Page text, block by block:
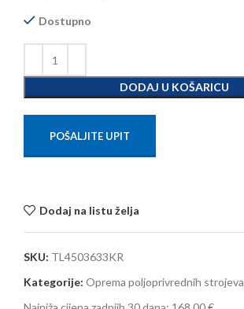
Dostupno
DODAJ U KOŠARICU
POŠALJITE UPIT
Dodaj na listu želja
SKU: TL4503633KR
Kategorije: Oprema poljoprivrednih strojeva